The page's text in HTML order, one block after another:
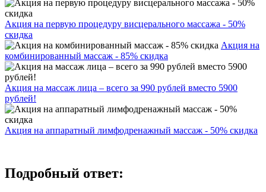
Акция на первую процедуру висцерального массажа - 50%
скидка
Акция на
комбинированный массаж - 85% скидка
Акция на массаж лица – всего за 990 рублей вместо 5900
рублей!
Акция на аппаратный лимфодренажный массаж - 50% скидка
Подробный ответ: